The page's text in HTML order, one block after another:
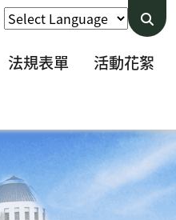
法規表單
活動花絮